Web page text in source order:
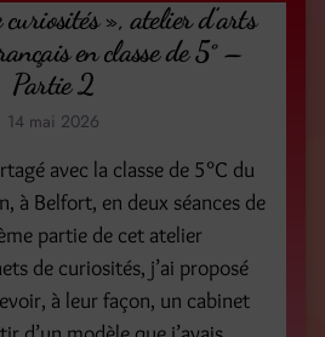
», atelier d’arts
en classe de 5° –
Partie 2
14 mai 2026
avec la classe de 5°C du
à Belfort, en deux séances de
partie de cet atelier
de curiosités, j’ai proposé
à leur façon, un cabinet